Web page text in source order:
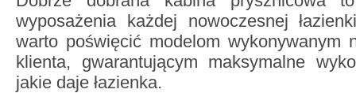
wyposażenia każdej nowoczesnej
warto poświęcić modelom wykonywanym
klienta, gwarantującym maksymalne
jakie daje łazienka.